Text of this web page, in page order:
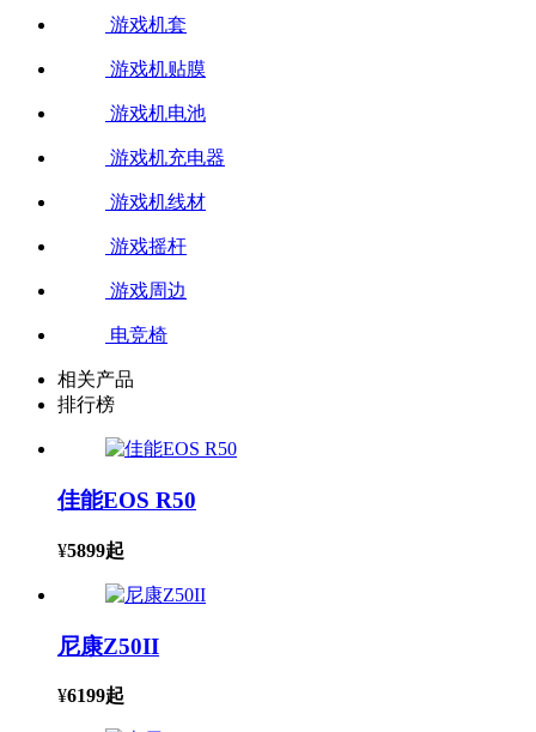
游戏机套
游戏机贴膜
游戏机电池
游戏机充电器
游戏机线材
游戏摇杆
游戏周边
电竞椅
相关产品
排行榜
佳能EOS R50
¥5899起
尼康Z50II
¥6199起